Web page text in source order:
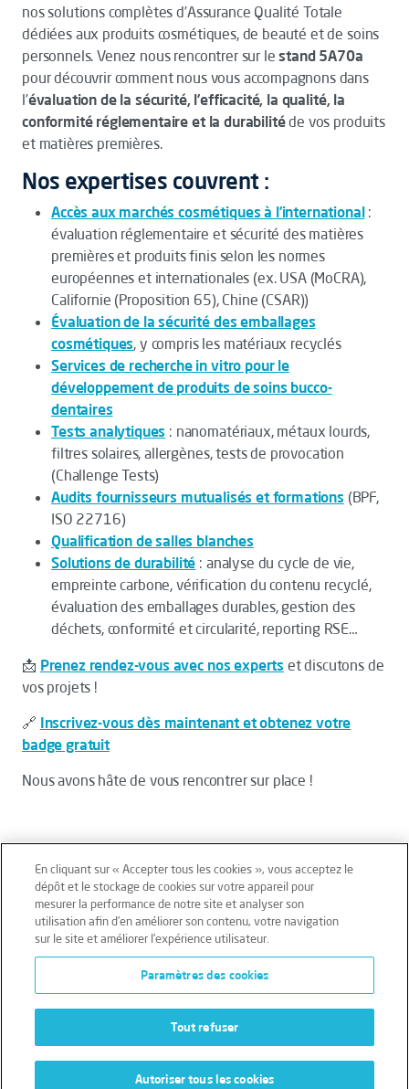
nos solutions complètes d’Assurance Qualité Totale
dédiées aux produits cosmétiques, de beauté et de soins
personnels. Venez nous rencontrer sur lestand 5A70a
pour découvrir comment nous vous accompagnons dans
l’évaluation de la sécurité, l’efficacité, la qualité, la
conformité réglementaire et la durabilitéde vos produits
et matières premières.
Nos expertises couvrent :
Accès aux marchés cosmétiques à l’international:
évaluation réglementaire et sécurité des matières
premières et produits finis selon les normes
européennes et internationales (ex. USA (MoCRA),
Californie (Proposition 65), Chine (CSAR))
Évaluation de la sécurité des emballages
cosmétiques, y compris les matériaux recyclés
Services de recherche in vitro pour le
développement de produits de soins bucco-
dentaires
Tests analytiques : nanomatériaux, métaux lourds,
filtres solaires, allergènes, tests de provocation
(Challenge Tests)
Audits fournisseurs mutualisés et formations (BPF,
ISO 22716)
Qualification de salles blanches
Solutions de durabilité : analyse du cycle de vie,
empreinte carbone, vérification du contenu recyclé,
évaluation des emballages durables, gestion des
déchets, conformité et circularité, reporting RSE…
📩 Prenez rendez-vous avec nos experts et discutons de
vos projets !
🔗 Inscrivez-vous dès maintenant et obtenez votre
badge gratuit
Nous avons hâte de vous rencontrer sur place !
Mentions légales
Conditions générales
Données personnelles
Données personnelles – Volontaires
Cookies
En cliquant sur « Accepter tous les cookies », vous acceptez le
dépôt et le stockage de cookies sur votre appareil pour
mesurer la performance de notre site et analyser son
utilisation afin d’en améliorer son contenu, votre navigation
sur le site et améliorer l’expérience utilisateur.
Paramètres des cookies
Tout refuser
Autoriser tous les cookies